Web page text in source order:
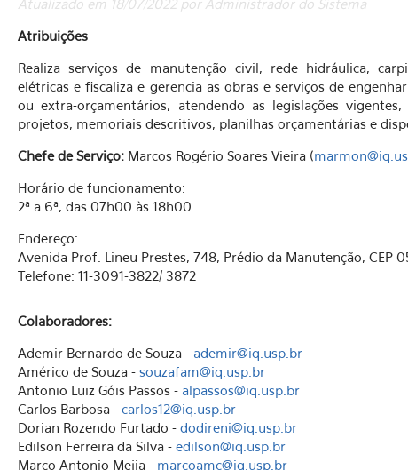
Atualizado em 18/07/2022 por Administrador do Sistema
Atribuições
Realiza serviços de manutenção civil, rede hidráulica,
elétricas e fiscaliza e gerencia as obras e serviços de
ou extra-orçamentários, atendendo as legislações
projetos, memoriais descritivos, planilhas orçamentárias e
Chefe de Serviço: Marcos Rogério Soares Vieira (
Horário de funcionamento:
2ª a 6ª, das 07h00 às 18h00
Endereço:
Avenida Prof. Lineu Prestes, 748, Prédio da Manutenção, CEP
Telefone: 11-3091-3822/ 3872
Colaboradores:
Ademir Bernardo de Souza - ademir@iq.usp.br
Américo de Souza - souzafam@iq.usp.br
Antonio Luiz Góis Passos - alpassos@iq.usp.br
Carlos Barbosa - carlos12@iq.usp.br
Dorian Rozendo Furtado - dodireni@iq.usp.br
Edilson Ferreira da Silva - edilson@iq.usp.br
Marco Antonio Mejia - marcoamc@iq.usp.br